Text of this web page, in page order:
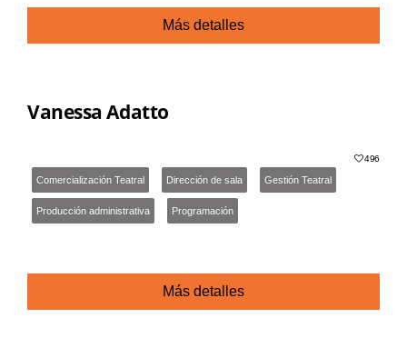
Más detalles
Vanessa Adatto
496
Comercialización Teatral Dirección de sala Gestión Teatral
Producción administrativa Programación
Más detalles